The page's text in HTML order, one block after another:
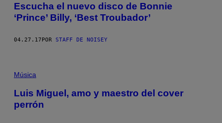
Escucha el nuevo disco de Bonnie
‘Prince’ Billy, ‘Best Troubador’
04.27.17POR STAFF DE NOISEY
Música
Luis Miguel, amo y maestro del cover
perrón